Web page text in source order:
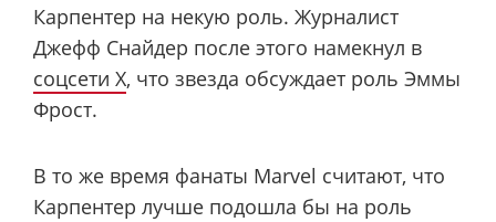
Карпентер на некую роль. Журналист
Джефф Снайдер после этого намекнул в
соцсети X, что звезда обсуждает роль Эммы
Фрост.
В то же время фанаты Marvel считают, что
Карпентер лучше подошла бы на роль